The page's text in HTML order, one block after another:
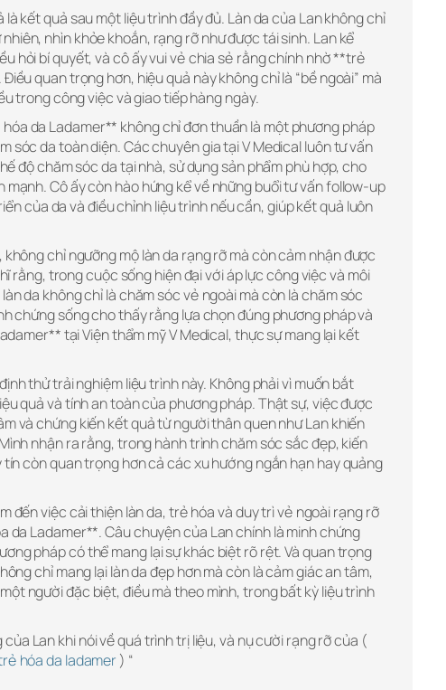
kết quả sau một liệu trình đầy đủ. Làn da của Lan không chỉ
nhìn khỏe khoắn, rạng rỡ như được tái sinh. Lan kể
hỏi bí quyết, và cô ấy vui vẻ chia sẻ rằng chính nhờ **trẻ
quan trọng hơn, hiệu quả này không chỉ là “bề ngoài” mà
trong công việc và giao tiếp hàng ngày.
da Ladamer** không chỉ đơn thuần là một phương pháp
sóc da toàn diện. Các chuyên gia tại V Medical luôn tư vấn
độ chăm sóc da tại nhà, sử dụng sản phẩm phù hợp, cho
Cô ấy còn hào hứng kể về những buổi tư vấn follow-up
của da và điều chỉnh liệu trình nếu cần, giúp kết quả luôn
chỉ ngưỡng mộ làn da rạng rỡ mà còn cảm nhận được
rằng, trong cuộc sống hiện đại với áp lực công việc và môi
da không chỉ là chăm sóc vẻ ngoài mà còn là chăm sóc
chứng sống cho thấy rằng lựa chọn đúng phương pháp và
tại Viện thẩm mỹ V Medical, thực sự mang lại kết
thử trải nghiệm liệu trình này. Không phải vì muốn bắt
quả và tính an toàn của phương pháp. Thật sự, việc được
và chứng kiến kết quả từ người thân quen như Lan khiến
nhận ra rằng, trong hành trình chăm sóc sắc đẹp, kiến
còn quan trọng hơn cả các xu hướng ngắn hạn hay quảng
đến việc cải thiện làn da, trẻ hóa và duy trì vẻ ngoài rạng rỡ
da Ladamer**. Câu chuyện của Lan chính là minh chứng
pháp có thể mang lại sự khác biệt rõ rệt. Và quan trọng
chỉ mang lại làn da đẹp hơn mà còn là cảm giác an tâm,
người đặc biệt, điều mà theo mình, trong bất kỳ liệu trình
Lan khi nói về quá trình trị liệu, và nụ cười rạng rỡ của (
hóa da ladamer ) “